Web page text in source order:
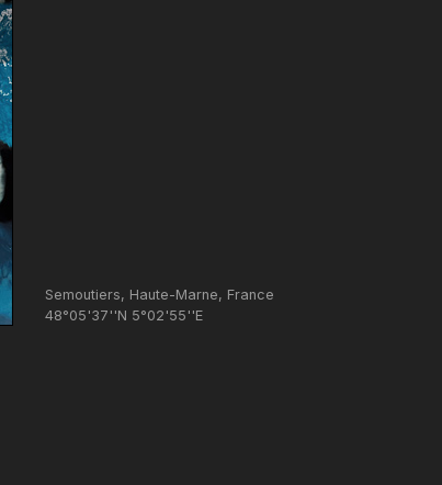
Semoutiers, Haute-Marne, France
48°05'37''N 5°02'55''E